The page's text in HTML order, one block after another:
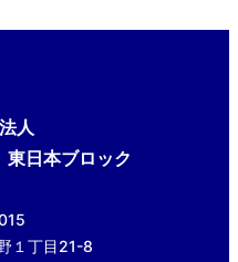
人
日本ブロック
１丁目21-8